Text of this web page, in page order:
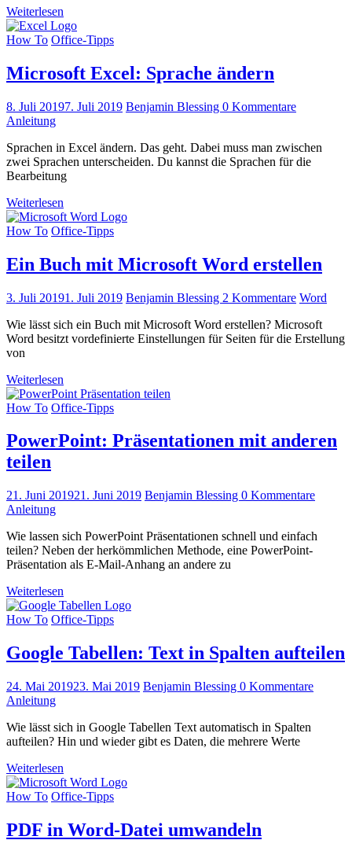
Weiterlesen
How To Office-Tipps
Microsoft Excel: Sprache ändern
8. Juli 20197. Juli 2019 Benjamin Blessing 0 Kommentare
Anleitung
Sprachen in Excel ändern. Das geht. Dabei muss man zwischen
zwei Sprachen unterscheiden. Du kannst die Sprachen für die
Bearbeitung
Weiterlesen
How To Office-Tipps
Ein Buch mit Microsoft Word erstellen
3. Juli 20191. Juli 2019 Benjamin Blessing 2 Kommentare Word
Wie lässt sich ein Buch mit Microsoft Word erstellen? Microsoft
Word besitzt vordefinierte Einstellungen für Seiten für die Erstellung
von
Weiterlesen
How To Office-Tipps
PowerPoint: Präsentationen mit anderen
teilen
21. Juni 201921. Juni 2019 Benjamin Blessing 0 Kommentare
Anleitung
Wie lassen sich PowerPoint Präsentationen schnell und einfach
teilen? Neben der herkömmlichen Methode, eine PowerPoint-
Präsentation als E-Mail-Anhang an andere zu
Weiterlesen
How To Office-Tipps
Google Tabellen: Text in Spalten aufteilen
24. Mai 201923. Mai 2019 Benjamin Blessing 0 Kommentare
Anleitung
Wie lässt sich in Google Tabellen Text automatisch in Spalten
aufteilen? Hin und wieder gibt es Daten, die mehrere Werte
Weiterlesen
How To Office-Tipps
PDF in Word-Datei umwandeln